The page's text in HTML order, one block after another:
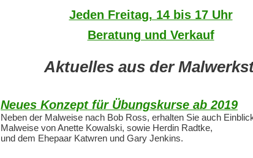
Jeden Freitag, 14 bis 17 Uhr
Beratung und Verkauf
Aktuelles aus der
Neues Konzept für Übungskurse ab 2019
Neben der Malweise nach Bob Ross, erhalten Sie auch
Malweise von Anette Kowalski, sowie Herdin Radtke,
und dem Ehepaar Katwren und Gary Jenkins.